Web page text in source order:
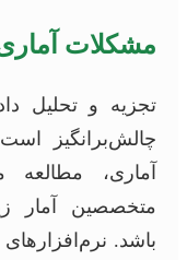
مشکلات
تجزیه و تحلیل
چالش‌برانگیز
آماری، مطالعه
متخصصین آمار